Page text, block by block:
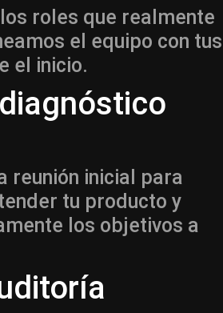
roles que realmente
el equipo con tus
el inicio.
reunión inicial para
tu producto y
los objetivos a